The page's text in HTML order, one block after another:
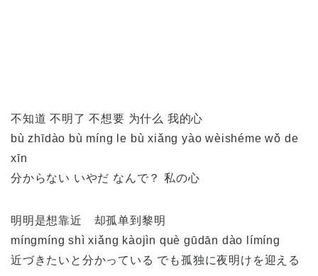
不知道 不明了 不想要 为什么 我的心
bù zhīdào bù míng le bù xiǎng yào wèishéme wǒ de
xīn
分からない いやだ なんで？ 私の心
明明是想靠近 却孤单到黎明
míngmíng shì xiǎng kàojìn què gūdān dào límíng
近づきたいと分かっている でも孤独に夜明けを迎える